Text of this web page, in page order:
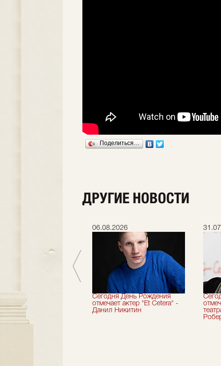
Поделиться…
ДРУГИЕ НОВОСТИ
сезон!
06.08.2026
Сегодня День Рождения
отмечает актер "Et Cetera" -
Данил Никитин